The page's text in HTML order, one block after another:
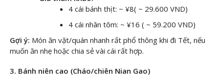
4 cái bánh thịt: ~ ¥8( ~ 29.600 VND)
4 cái nhân tôm: ~ ¥16 ( ~ 59.200 VND)
Gợi ý: Món ăn vặt/quán nhanh rất phổ thông khi đi Tết, nếu
muốn ăn nhẹ hoặc chia sẻ vài cái rất hợp.
3. Bánh niên cao (Cháo/chiên Nian Gao)